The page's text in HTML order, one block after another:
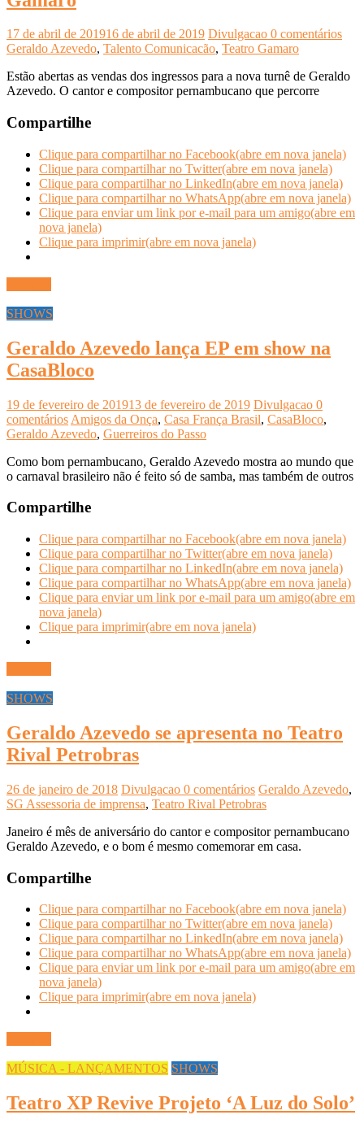
17 de abril de 201916 de abril de 2019 Divulgacao 0 comentários
Geraldo Azevedo, Talento Comunicacão, Teatro Gamaro
Estão abertas as vendas dos ingressos para a nova turnê de Geraldo
Azevedo. O cantor e compositor pernambucano que percorre
Compartilhe
Clique para compartilhar no Facebook(abre em nova janela)
Clique para compartilhar no Twitter(abre em nova janela)
Clique para compartilhar no LinkedIn(abre em nova janela)
Clique para compartilhar no WhatsApp(abre em nova janela)
Clique para enviar um link por e-mail para um amigo(abre em
nova janela)
Clique para imprimir(abre em nova janela)
SHOWS
Geraldo Azevedo lança EP em show na
CasaBloco
19 de fevereiro de 201913 de fevereiro de 2019 Divulgacao 0
comentários Amigos da Onça, Casa França Brasil, CasaBloco,
Geraldo Azevedo, Guerreiros do Passo
Como bom pernambucano, Geraldo Azevedo mostra ao mundo que
o carnaval brasileiro não é feito só de samba, mas também de outros
Compartilhe
Clique para compartilhar no Facebook(abre em nova janela)
Clique para compartilhar no Twitter(abre em nova janela)
Clique para compartilhar no LinkedIn(abre em nova janela)
Clique para compartilhar no WhatsApp(abre em nova janela)
Clique para enviar um link por e-mail para um amigo(abre em
nova janela)
Clique para imprimir(abre em nova janela)
SHOWS
Geraldo Azevedo se apresenta no Teatro
Rival Petrobras
26 de janeiro de 2018 Divulgacao 0 comentários Geraldo Azevedo,
SG Assessoria de imprensa, Teatro Rival Petrobras
Janeiro é mês de aniversário do cantor e compositor pernambucano
Geraldo Azevedo, e o bom é mesmo comemorar em casa.
Compartilhe
Clique para compartilhar no Facebook(abre em nova janela)
Clique para compartilhar no Twitter(abre em nova janela)
Clique para compartilhar no LinkedIn(abre em nova janela)
Clique para compartilhar no WhatsApp(abre em nova janela)
Clique para enviar um link por e-mail para um amigo(abre em
nova janela)
Clique para imprimir(abre em nova janela)
MÚSICA - LANÇAMENTOS SHOWS
Teatro XP Revive Projeto ‘A Luz do Solo’